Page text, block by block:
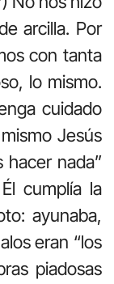
arcilla. Por
con tanta
lo mismo.
cuidado
Jesús
hacer nada”
Él cumplía la
ayunaba,
eran “los
piadosas